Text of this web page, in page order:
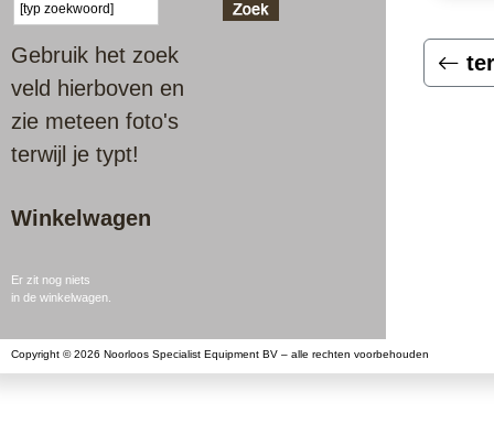
Gebruik het zoek
veld hierboven en
zie meteen foto's
terwijl je typt!
Winkelwagen
Er zit nog niets
in de winkelwagen.
Copyright © 2026 Noorloos Specialist Equipment BV – alle rechten voorbehouden